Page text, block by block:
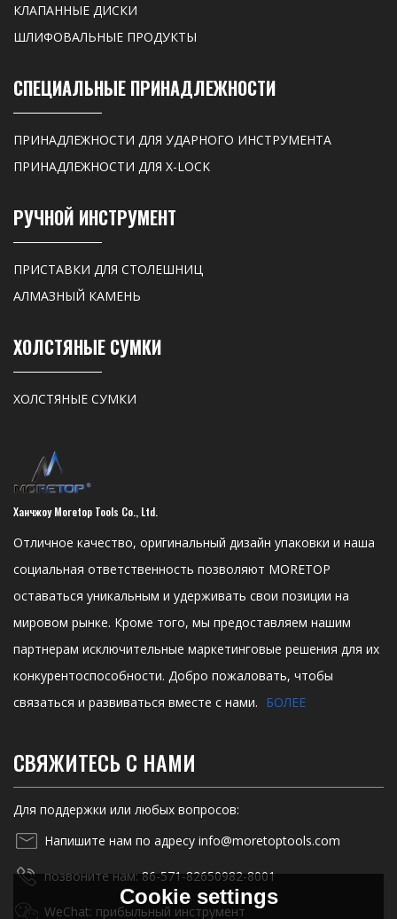
КЛАПАННЫЕ ДИСКИ
ШЛИФОВАЛЬНЫЕ ПРОДУКТЫ
СПЕЦИАЛЬНЫЕ ПРИНАДЛЕЖНОСТИ
ПРИНАДЛЕЖНОСТИ ДЛЯ УДАРНОГО ИНСТРУМЕНТА
ПРИНАДЛЕЖНОСТИ ДЛЯ X-LOCK
РУЧНОЙ ИНСТРУМЕНТ
ПРИСТАВКИ ДЛЯ СТОЛЕШНИЦ
АЛМАЗНЫЙ КАМЕНЬ
ХОЛСТЯНЫЕ СУМКИ
ХОЛСТЯНЫЕ СУМКИ
Ханчжоу Moretop Tools Co., Ltd.
Отличное качество, оригинальный дизайн упаковки и наша
социальная ответственность позволяют MORETOP
оставаться уникальным и удерживать свои позиции на
мировом рынке. Кроме того, мы предоставляем нашим
партнерам исключительные маркетинговые решения для их
конкурентоспособности. Добро пожаловать, чтобы
связаться и развиваться вместе с нами. БОЛЕЕ
СВЯЖИТЕСЬ С НАМИ
Для поддержки или любых вопросов:
Напишите нам по адресу info@moretoptools.com
позвоните нам: 86-571-82650982-8001
WeChat: прибыльный инструмент
Cookie settings